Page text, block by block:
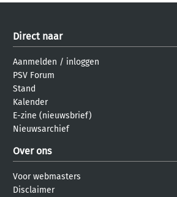
Direct naar
Aanmelden / inloggen
PSV Forum
Stand
Kalender
E-zine (nieuwsbrief)
Nieuwsarchief
Over ons
Voor webmasters
Disclaimer